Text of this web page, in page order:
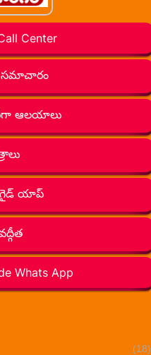
Center
సమాచారం
ఆలయాలు
గైడ్ యాప్
Whats App
(18)